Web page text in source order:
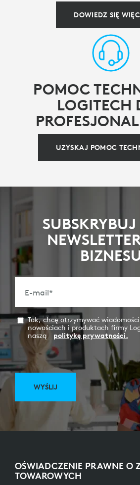
DOWIEDZ SIĘ
POMOC
LOGITECH
UZYSKAJ POMOC
E-mail*
Tak, chcę otrzymywać
nowościach i produktach firmy
naszą
politykę prywatności.
WYŚLIJ
OŚWIADCZENIE PRAWNE O
TOWAROWYCH